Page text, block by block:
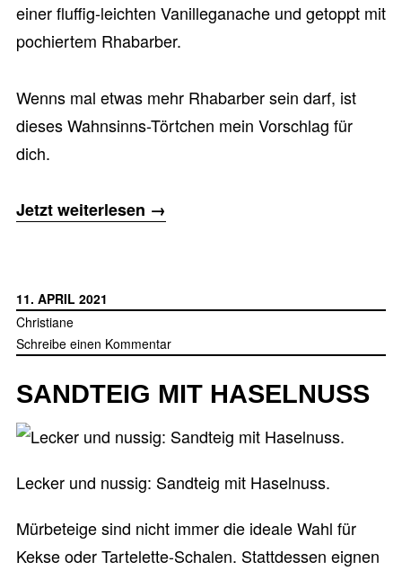
einer fluffig-leichten Vanilleganache und getoppt mit
pochiertem Rhabarber.
Wenns mal etwas mehr Rhabarber sein darf, ist
dieses Wahnsinns-Törtchen mein Vorschlag für
dich.
Jetzt weiterlesen „Rhabarber
→
11. APRIL 2021
Christiane
Schreibe einen Kommentar
SANDTEIG MIT HASELNUSS
Lecker und nussig: Sandteig mit Haselnuss.
Mürbeteige sind nicht immer die ideale Wahl für
Kekse oder Tartelette-Schalen. Stattdessen eignen